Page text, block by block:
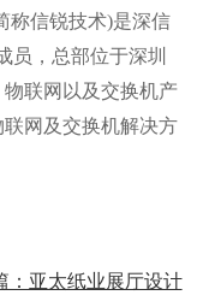
信锐技术)是深信
员，总部位于深圳
联网以及交换机产
网及交换机解决方
：亚太纸业展厅设计